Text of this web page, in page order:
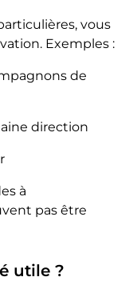
vous
Exemples :
de
direction
à
pas être
utile ?